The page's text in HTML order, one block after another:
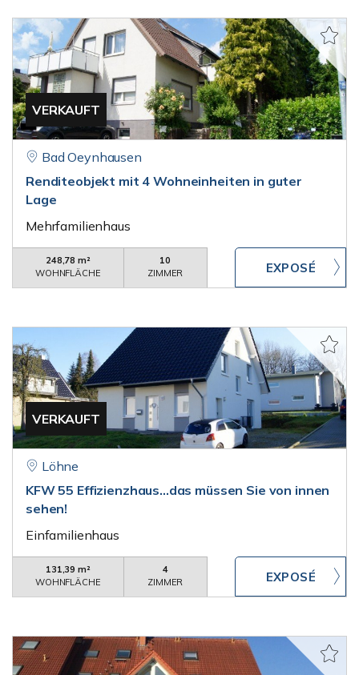
VERKAUFT
Bad Oeynhausen
Renditeobjekt mit 4 Wohneinheiten in guter
Lage
Mehrfamilienhaus
248,78 m²
WOHNFLÄCHE
10
ZIMMER
VERKAUFT
Löhne
KFW 55 Effizienzhaus...das müssen Sie von innen
sehen!
Einfamilienhaus
131,39 m²
WOHNFLÄCHE
4
ZIMMER